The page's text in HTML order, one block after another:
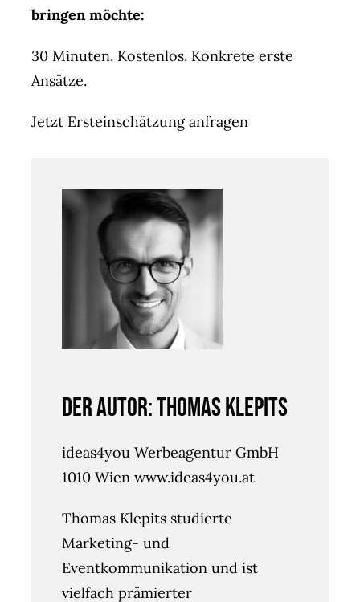
bringen möchte:
30 Minuten. Kostenlos. Konkrete erste
Ansätze.
Jetzt Ersteinschätzung anfragen
Der Autor: Thomas Klepits
ideas4you Werbeagentur GmbH
1010 Wien www.ideas4you.at
Thomas Klepits studierte
Marketing- und
Eventkommunikation und ist
vielfach prämierter